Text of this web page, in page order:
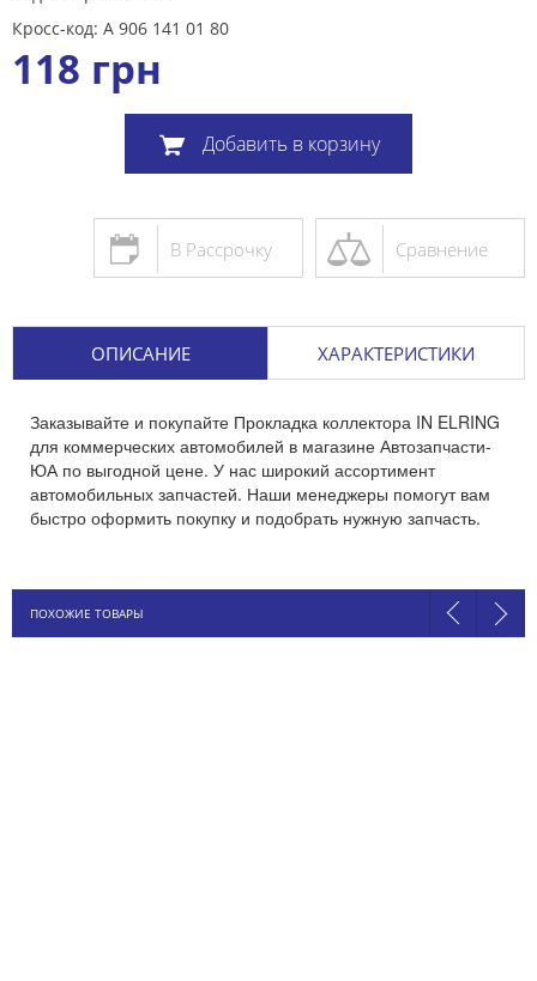
Кросс-код: A 906 141 01 80
118 грн
Добавить в корзину
Сравнение
В Рассрочку
ОПИСАНИЕ ХАРАКТЕРИСТИКИ
Заказывайте и покупайте Прокладка коллектора IN ELRING
для коммерческих автомобилей в магазине Автозапчасти-
ЮА по выгодной цене. У нас широкий ассортимент
автомобильных запчастей. Наши менеджеры помогут вам
быстро оформить покупку и подобрать нужную запчасть.
ПОХОЖИЕ ТОВАРЫ